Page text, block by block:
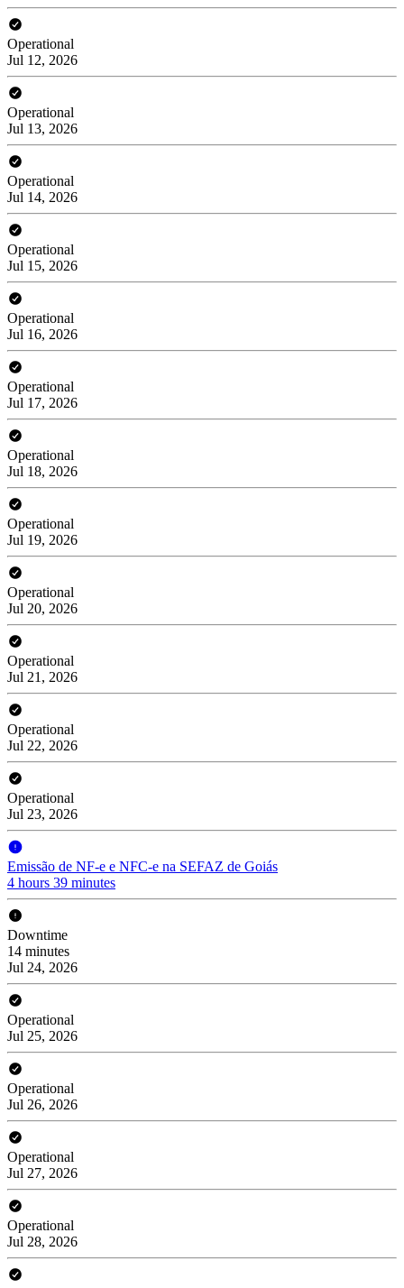
Operational
Jul 12, 2026
Operational
Jul 13, 2026
Operational
Jul 14, 2026
Operational
Jul 15, 2026
Operational
Jul 16, 2026
Operational
Jul 17, 2026
Operational
Jul 18, 2026
Operational
Jul 19, 2026
Operational
Jul 20, 2026
Operational
Jul 21, 2026
Operational
Jul 22, 2026
Operational
Jul 23, 2026
Emissão de NF-e e NFC-e na SEFAZ de Goiás
4 hours 39 minutes
Downtime
14 minutes
Jul 24, 2026
Operational
Jul 25, 2026
Operational
Jul 26, 2026
Operational
Jul 27, 2026
Operational
Jul 28, 2026